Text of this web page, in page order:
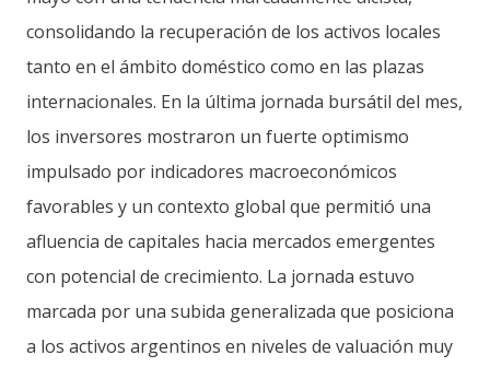
consolidando la recuperación de los activos locales
tanto en el ámbito doméstico como en las plazas
internacionales. En la última jornada bursátil del mes,
los inversores mostraron un fuerte optimismo
impulsado por indicadores macroeconómicos
favorables y un contexto global que permitió una
afluencia de capitales hacia mercados emergentes
con potencial de crecimiento. La jornada estuvo
marcada por una subida generalizada que posiciona
a los activos argentinos en niveles de valuación muy